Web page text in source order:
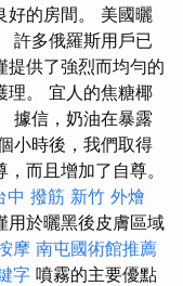
好的房間。 美國曬
許多俄羅斯用戶已
提供了強烈而均勻的
理。 宜人的焦糖椰
據信，奶油在暴露
小時後，我們取得
而且增加了自尊。
中 撥筋 新竹 外燴
用於曬黑後皮膚區域
摩 南屯國術館推薦
字 噴霧的主要優點